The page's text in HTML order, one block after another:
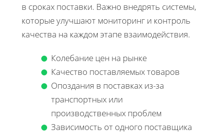
в сроках поставки. Важно внедрять системы,
которые улучшают мониторинг и контроль
качества на каждом этапе взаимодействия.
Колебание цен на рынке
Качество поставляемых товаров
Опоздания в поставках из-за
транспортных или
производственных проблем
Зависимость от одного поставщика